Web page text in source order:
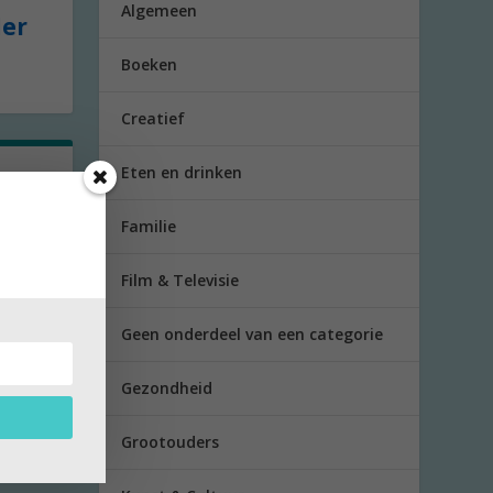
Algemeen
Boeken
Creatief
Eten en drinken
Familie
Film & Televisie
Geen onderdeel van een categorie
Gezondheid
Grootouders